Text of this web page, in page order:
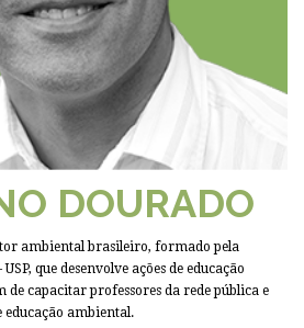
DOURADO
ambiental brasileiro, formado pela
que desenvolve ações de educação
de capacitar professores da rede pública e
ambiental.